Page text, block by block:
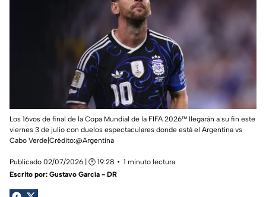
Los 16vos de final de la Copa Mundial de la FIFA 2026™ llegarán a su fin este
viernes 3 de julio con duelos espectaculares donde está el Argentina vs
Cabo Verde|Crédito:@Argentina
Publicado 02/07/2026 | 🕑 19:28
1 minuto lectura
Escrito por: Gustavo García - DR